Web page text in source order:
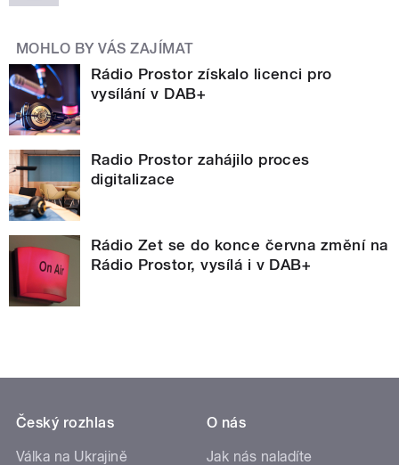
MOHLO BY VÁS ZAJÍMAT
Rádio Prostor získalo licenci pro
vysílání v DAB+
Radio Prostor zahájilo proces
digitalizace
Rádio Zet se do konce června změní na
Rádio Prostor, vysílá i v DAB+
Český rozhlas
Válka na Ukrajině
O nás
Jak nás naladíte